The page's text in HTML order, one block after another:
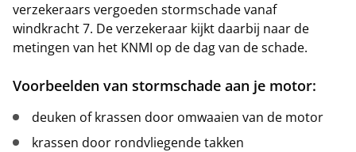
verzekeraars vergoeden stormschade vanaf
windkracht 7. De verzekeraar kijkt daarbij naar de
metingen van het KNMI op de dag van de schade.
Voorbeelden van stormschade aan je motor:
deuken of krassen door omwaaien van de motor
krassen door rondvliegende takken